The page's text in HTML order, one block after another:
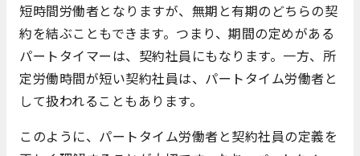
短時間労働者となりますが、無期と有期のどちらの契
約を結ぶこともできます。つまり、期間の定めがある
パートタイマーは、契約社員にもなります。一方、所
定労働時間が短い契約社員は、パートタイム労働者と
して扱われることもあります。
このように、パートタイム労働者と契約社員の定義を